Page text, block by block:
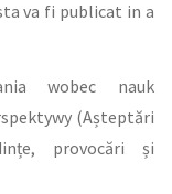
va fi publicat in a
wobec nauk
(Așteptări
provocări și